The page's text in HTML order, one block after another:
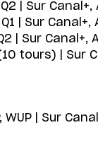
| Sur Canal+,
| Sur Canal+,
| Sur Canal+,
tours) | Sur
| Sur